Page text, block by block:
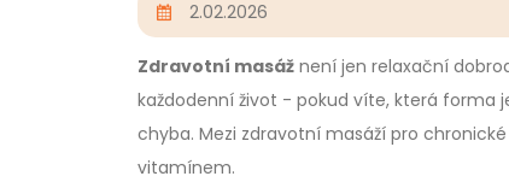
2.02.2026
Zdravotní masáž není jen relaxační
každodenní život - pokud víte, která forma
chyba. Mezi zdravotní masáží pro
vitamínem.